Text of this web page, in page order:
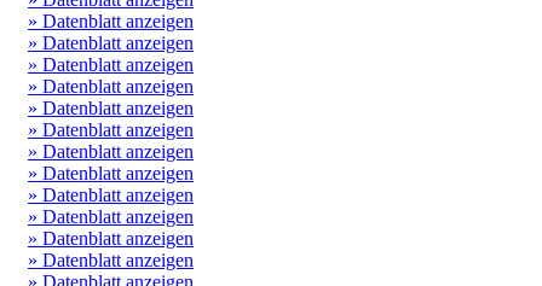
» Datenblatt anzeigen
» Datenblatt anzeigen
» Datenblatt anzeigen
» Datenblatt anzeigen
» Datenblatt anzeigen
» Datenblatt anzeigen
» Datenblatt anzeigen
» Datenblatt anzeigen
» Datenblatt anzeigen
» Datenblatt anzeigen
» Datenblatt anzeigen
» Datenblatt anzeigen
» Datenblatt anzeigen